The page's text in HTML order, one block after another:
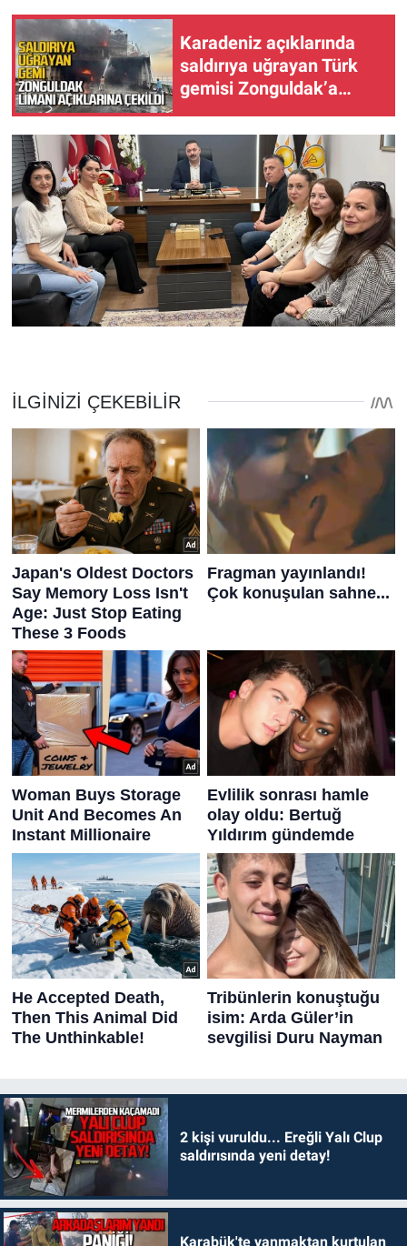
Karadeniz açıklarında
saldırıya uğrayan Türk
gemisi Zonguldak’a
2 kişi vuruldu... Ereğli Yalı Clup
saldırısında yeni detay!
Karabük'te yanmaktan kurtulan